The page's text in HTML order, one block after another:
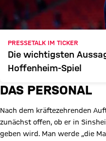
PRESSETALK IM TICKER
Die wichtigsten
Hoffenheim-Spiel
DAS PERSONAL
Nach dem kräftezehrenden
zunächst offen, ob er in
geben wird. Man werde „die